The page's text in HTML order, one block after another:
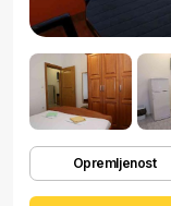
Opremljenost